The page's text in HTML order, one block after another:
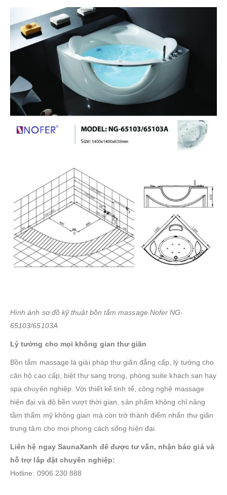
Hình ảnh sơ đồ kỹ thuật bồn tắm massage Nofer NG-
65103/65103A
Lý tưởng cho mọi không gian thư giãn
Bồn tắm massage là giải pháp thư giãn đẳng cấp, lý tưởng cho
căn hộ cao cấp, biệt thự sang trọng, phòng suite khách sạn hay
spa chuyên nghiệp. Với thiết kế tinh tế, công nghệ massage
hiện đại và độ bền vượt thời gian, sản phẩm không chỉ nâng
tầm thẩm mỹ không gian mà còn trở thành điểm nhấn thư giãn
trung tâm cho mọi phong cách sống hiện đại.
Liên hệ ngay SaunaXanh để được tư vấn, nhận báo giá và
hỗ trợ lắp đặt chuyên nghiệp:
Hotline: 0906 230 888